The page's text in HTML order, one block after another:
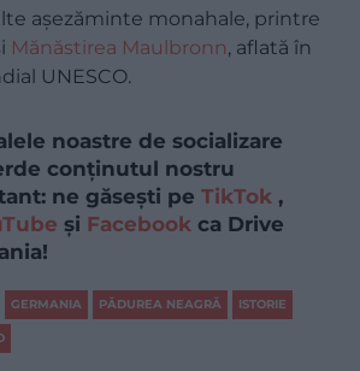
așezăminte monahale, printre
Mănăstirea Maulbronn, aflată în
UNESCO.
noastre de socializare
conținutul nostru
ne găsești pe TikTok ,
și Facebook ca Drive
GERMANIA PĂDUREA NEAGRĂ ISTORIE